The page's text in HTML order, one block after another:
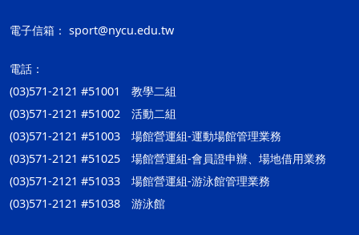
電子信箱： sport@nycu.edu.tw
電話：
(03)571-2121 #51001 教學二組
(03)571-2121 #51002 活動二組
(03)571-2121 #51003 場館營運組-運動場館管理業務
(03)571-2121 #51025 場館營運組-會員證申辦、場地借用業務
(03)571-2121 #51033 場館營運組-游泳館管理業務
(03)571-2121 #51038 游泳館